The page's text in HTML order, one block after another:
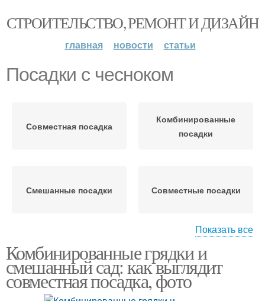
СТРОИТЕЛЬСТВО, РЕМОНТ И ДИЗАЙН
главная новости статьи
Посадки с чесноком
Совместная посадка
Комбинированные
посадки
Смешанные посадки Совместные посадки
Уплотненные посадки Посадки в саду
Показать все
Комбинированные грядки и
смешанный сад: как выглядит
совместная посадка, фото